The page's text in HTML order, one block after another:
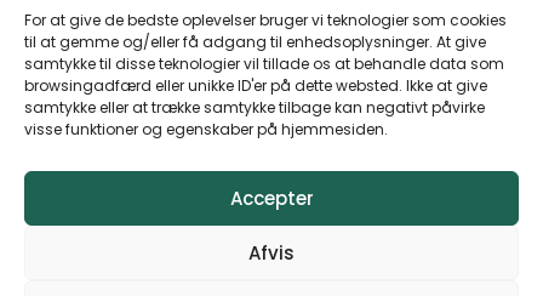
For at give de bedste oplevelser bruger vi teknologier som cookies
til at gemme og/eller få adgang til enhedsoplysninger. At give
samtykke til disse teknologier vil tillade os at behandle data som
browsingadfærd eller unikke ID'er på dette websted. Ikke at give
samtykke eller at trække samtykke tilbage kan negativt påvirke
visse funktioner og egenskaber på hjemmesiden.
Accepter
Afvis